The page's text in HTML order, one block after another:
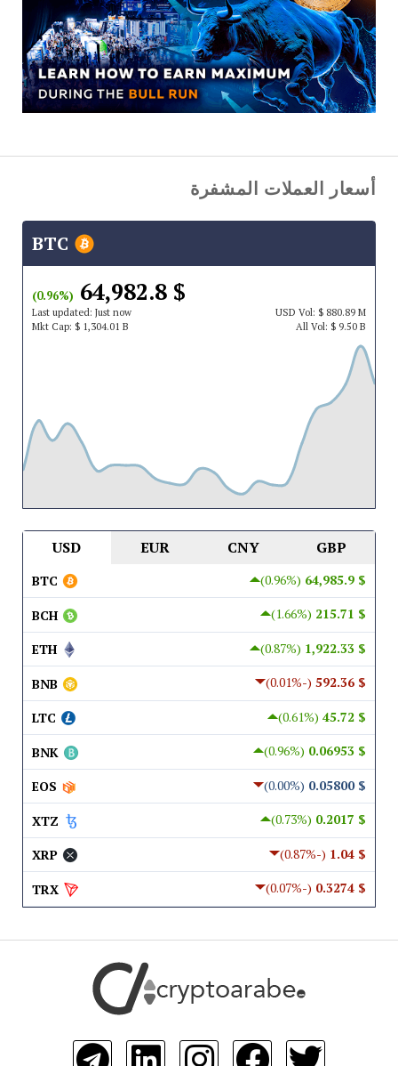
أسعار العملات المشفرة
$ 64,982.8
(0.96%)
Last updated: Just now USDVol: $ 880.89 M
Mkt Cap: $ 1,304.01 B All Vol: $ 9.50 B
USD EUR CNY GBP
$ 64,985.9
(0.96%)
BTC
$ 215.71
(1.66%)
BCH
$ 1,922.33
(0.87%)
ETH
$ 592.36
(-0.01%)
BNB
$ 45.72
(0.61%)
LTC
$ 0.06953
(0.96%)
BNK
$ 0.05800
(0.00%)
EOS
$ 0.2017
(0.73%)
XTZ
$ 1.04
(-0.87%)
XRP
$ 0.3274
(-0.07%)
TRX